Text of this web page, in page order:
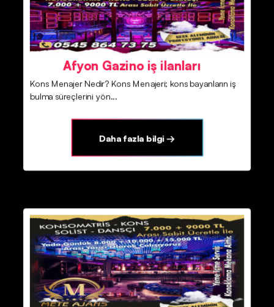
Afyon Gazino iş ilanları
Kons Menajer Nedir? Kons Menajeri; kons bayanların iş
bulma süreçlerini yön...
Daha fazla bilgi →